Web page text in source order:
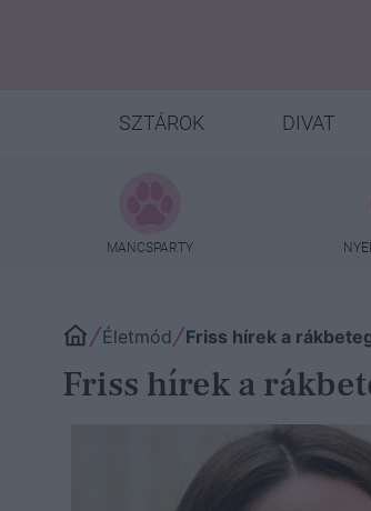
SZTÁROK DIVAT
MANCSPARTY
Életmód Friss hírek a
Friss hírek a